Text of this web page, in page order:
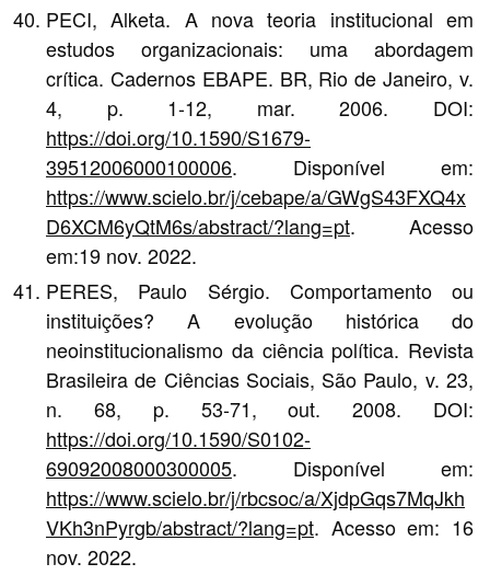
PECI, Alketa. A nova teoria institucional em
estudos organizacionais: uma abordagem
crítica. Cadernos EBAPE. BR, Rio de Janeiro, v.
4, p. 1-12, mar. 2006. DOI:
https://doi.org/10.1590/S1679-
39512006000100006. Disponível em:
https://www.scielo.br/j/cebape/a/GWgS43FXQ4x
D6XCM6yQtM6s/abstract/?lang=pt. Acesso
em:19 nov. 2022.
PERES, Paulo Sérgio. Comportamento ou
instituições? A evolução histórica do
neoinstitucionalismo da ciência política. Revista
Brasileira de Ciências Sociais, São Paulo, v. 23,
n. 68, p. 53-71, out. 2008. DOI:
https://doi.org/10.1590/S0102-
69092008000300005. Disponível em:
https://www.scielo.br/j/rbcsoc/a/XjdpGqs7MqJkh
VKh3nPyrgb/abstract/?lang=pt. Acesso em: 16
nov. 2022.